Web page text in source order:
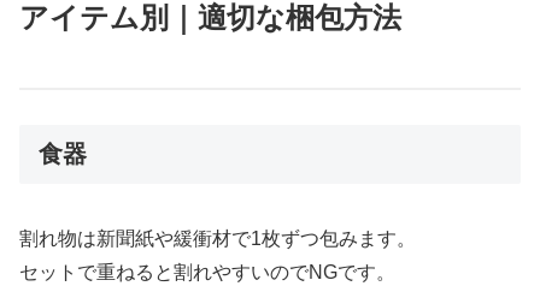
アイテム別｜適切な梱包方法
食器
割れ物は新聞紙や緩衝材で1枚ずつ包みます。
セットで重ねると割れやすいのでNGです。